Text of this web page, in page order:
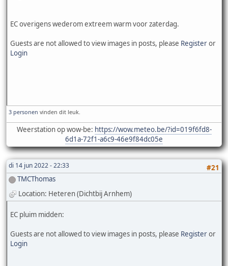
EC overigens wederom extreem warm voor zaterdag.
Guests are not allowed to view images in posts, please Registeror
Login
3 personen vinden dit leuk.
Weerstation op wow-be: https://wow.meteo.be/?id=019f6fd8-
6d1a-72f1-a6c9-46e9f84dc05e
di 14 jun 2022 - 22:33
#21
TMCThomas
Location: Heteren (Dichtbij Arnhem)
EC pluim midden:
Guests are not allowed to view images in posts, please Registeror
Login